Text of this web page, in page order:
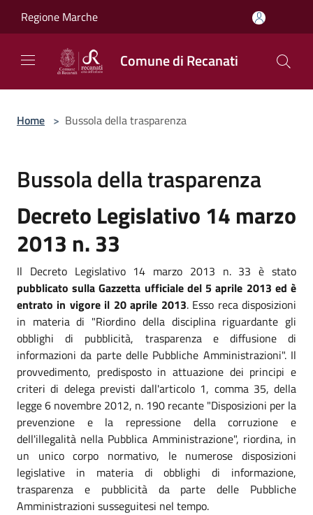
Regione Marche
Comune di Recanati
Home > Bussola della trasparenza
Bussola della trasparenza
Decreto Legislativo 14 marzo
2013 n. 33
Il Decreto Legislativo 14 marzo 2013 n. 33 è stato
pubblicato sulla Gazzetta ufficiale del 5 aprile 2013 ed è
entrato in vigore il 20 aprile 2013. Esso reca disposizioni
in materia di "Riordino della disciplina riguardante gli
obblighi di pubblicità, trasparenza e diffusione di
informazioni da parte delle Pubbliche Amministrazioni". Il
provvedimento, predisposto in attuazione dei principi e
criteri di delega previsti dall'articolo 1, comma 35, della
legge 6 novembre 2012, n. 190 recante "Disposizioni per la
prevenzione e la repressione della corruzione e
dell'illegalità nella Pubblica Amministrazione", riordina, in
un unico corpo normativo, le numerose disposizioni
legislative in materia di obblighi di informazione,
trasparenza e pubblicità da parte delle Pubbliche
Amministrazioni susseguitesi nel tempo.